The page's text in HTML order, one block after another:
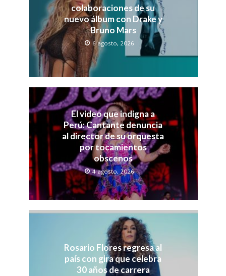
colaboraciones de su
nuevo álbum con Drake y
Bruno Mars
6 agosto, 2026
El video que indigna a
Perú: Cantante denuncia
al director de su orquesta
por tocamientos
obscenos
4 agosto, 2026
Rosario Flores regresa al
país con gira que celebra
30 años de carrera